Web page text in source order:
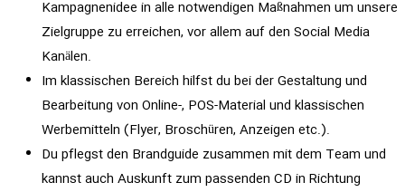
Kampagnenidee in alle notwendigen Maßnahmen um unsere
Zielgruppe zu erreichen, vor allem auf den Social Media
Kanälen.
Im klassischen Bereich hilfst du bei der Gestaltung und
Bearbeitung von Online-, POS-Material und klassischen
Werbemitteln (Flyer, Broschüren, Anzeigen etc.).
Du pflegst den Brandguide zusammen mit dem Team und
kannst auch Auskunft zum passenden CD in Richtung